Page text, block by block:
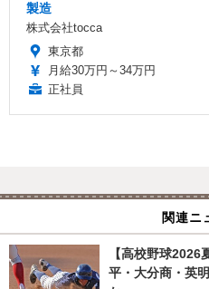
製造
株式会社tocca
東京都
月給30万円～34万円
正社員
関連ニ
【高校野球
平・大分商・英